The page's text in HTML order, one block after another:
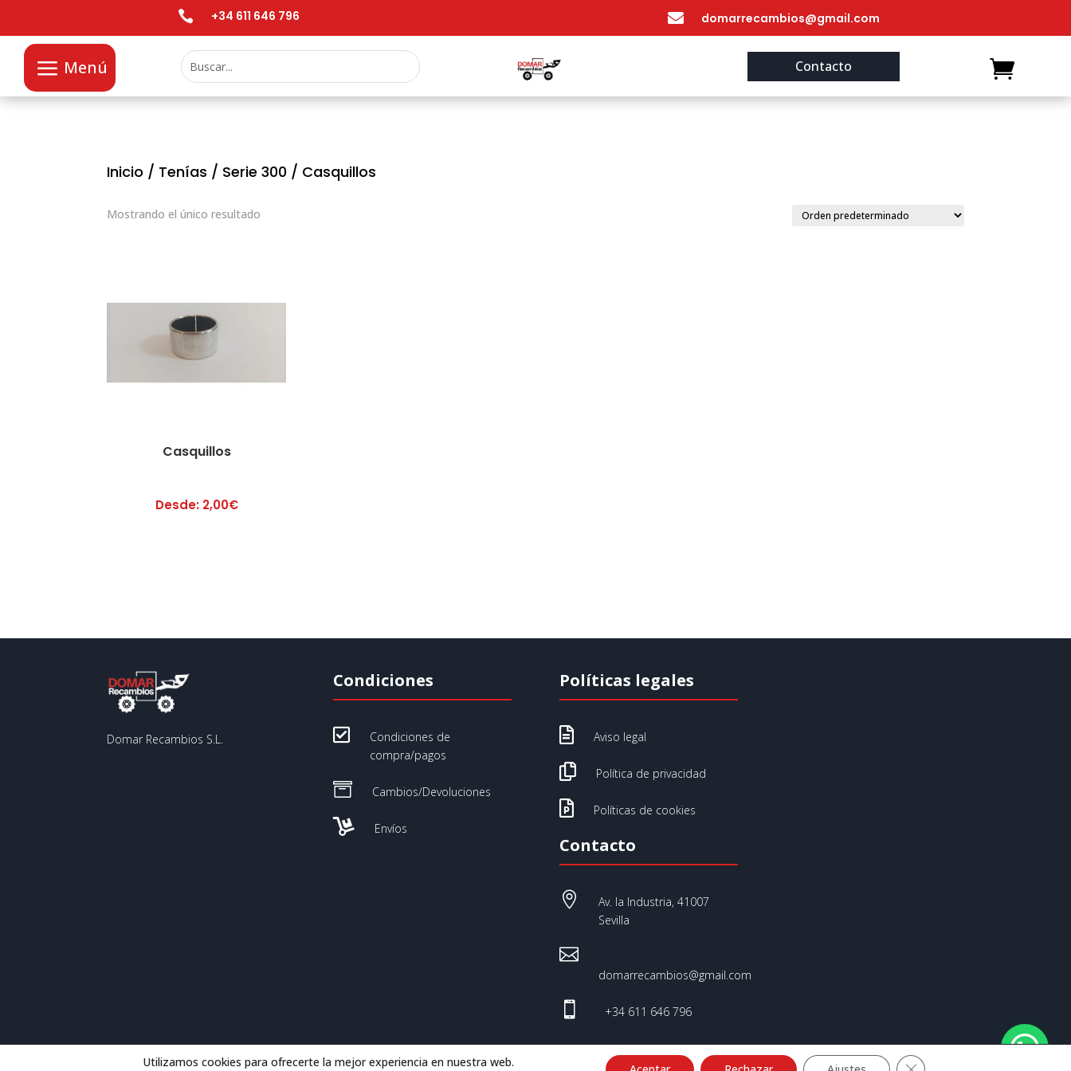
 +34 611 646 796  domarrecambios@gmail.com
Menú Contacto
Inicio / Tenías / Serie 300 / Casquillos
Mostrando el único resultado
Casquillos
Desde: 2,00€
Domar Recambios S.L.
Condiciones

Condiciones de
compra/pagos
 Cambios/Devoluciones
 Envíos
Políticas legales
 Aviso legal
 Política de privacidad
 Políticas de cookies
Contacto

Av. la Industria, 41007
Sevilla

domarrecambios@gmail.com
 +34 611 646 796
Utilizamos cookies para ofrecerte la mejor experiencia en nuestra web.
Cerrar el banner de cookies